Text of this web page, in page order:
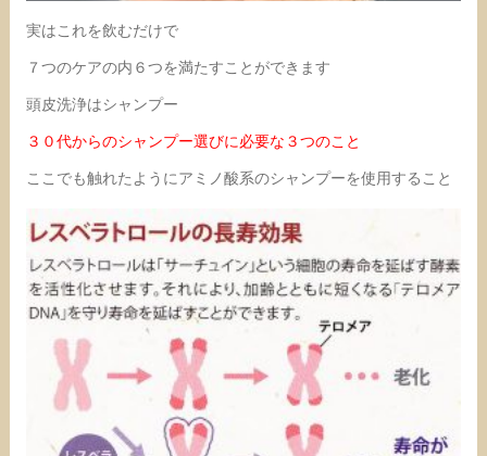
実はこれを飲むだけで
７つのケアの内６つを満たすことができます
頭皮洗浄はシャンプー
３０代からのシャンプー選びに必要な３つのこと
ここでも触れたようにアミノ酸系のシャンプーを使用すること